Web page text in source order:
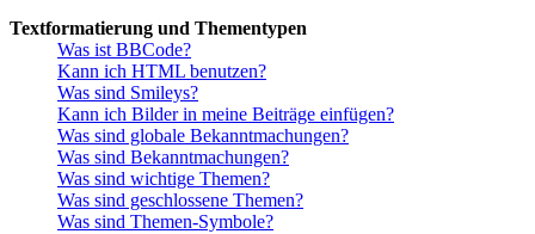
Textformatierung und Thementypen
Was ist BBCode?
Kann ich HTML benutzen?
Was sind Smileys?
Kann ich Bilder in meine Beiträge einfügen?
Was sind globale Bekanntmachungen?
Was sind Bekanntmachungen?
Was sind wichtige Themen?
Was sind geschlossene Themen?
Was sind Themen-Symbole?